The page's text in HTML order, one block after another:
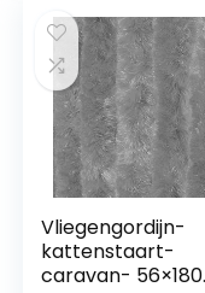
Vliegengordijn-
kattenstaart-
caravan- 56×180